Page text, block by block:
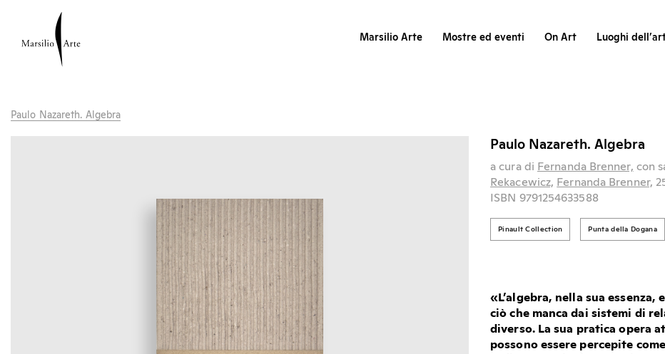
Marsilio Arte Mostre ed eventi On Art Luoghi
Paulo Nazareth. Algebra
Paulo Nazareth. Algebra
a cura di Fernanda Brenner, con
Rekacewicz, Fernanda Brenner,
ISBN 9791254633588
Pinault Collection Punta della Dogana
«L’algebra, nella sua
ciò che manca dai sistemi di
diverso. La sua pratica opera
possono essere percepite